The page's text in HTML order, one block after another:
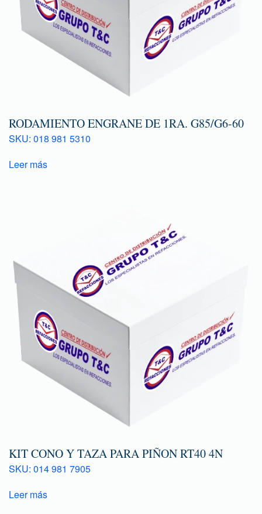
RODAMIENTO ENGRANE DE 1RA. G85/G6-60
SKU: 018 981 5310
Leer más
KIT CONO Y TAZA PARA PIÑON RT40 4N
SKU: 014 981 7905
Leer más